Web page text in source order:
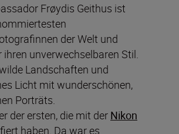
Frøydis Geithus ist
der Welt und
ihren unverwechselbaren Stil.
Landschaften und
Licht mit wunderschönen,
Porträts.
der ersten, die mit der Nikon
haben. Da war es